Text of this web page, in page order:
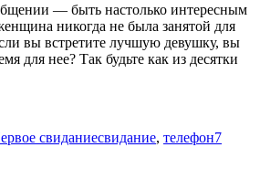
— быть настолько интересным
никогда не была занятой для
вы встретите лучшую девушку, вы
для нее? Так будьте как из десятки
свиданиеМетки
свидание, телефон7